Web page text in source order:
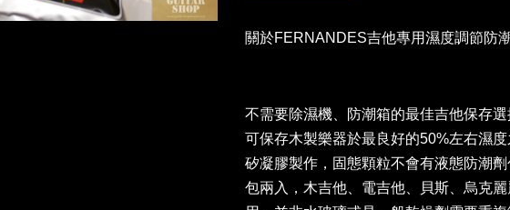
關於FERNANDES吉他專用濕度調節防
不需要除濕機、防潮箱的最佳吉他保存
可保存木製樂器於最良好的50%左右濕
矽凝膠製作，固態顆粒不會有液態防潮
包兩入，木吉他、電吉他、貝斯、烏克